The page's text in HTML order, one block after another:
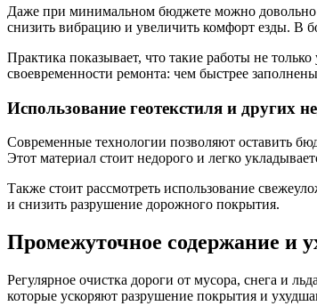
Даже при минимальном бюджете можно довольно
снизить вибрацию и увеличить комфорт езды. В
Практика показывает, что такие работы не
своевременности ремонта: чем быстрее
Использование геотекстиля и других
Современные технологии позволяют оставить
Этот материал стоит недорого и легко
Также стоит рассмотреть использование
и снизить разрушение дорожного покрытия.
Промежуточное содержание и
Регулярное очистка дороги от мусора, снега и
которые ускоряют разрушение покрытия и